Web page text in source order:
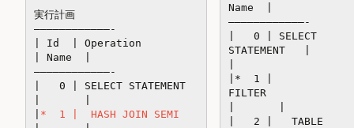
実行計画
————————————-
| Id | Operation
| Name |
————————————-
| 0 | SELECT STATEMENT
* 1 | HASH JOIN SEMI
Name |
————————————-
| 0 | SELECT
STATEMENT |
|* 1 |
FILTER
| 2 | TABLE